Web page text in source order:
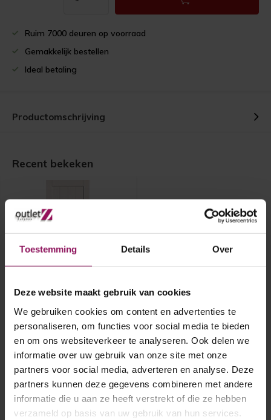
Toestemming Details Over
Deze website maakt gebruik van cookies
We gebruiken cookies om content en advertenties te
personaliseren, om functies voor social media te bieden
en om ons websiteverkeer te analyseren. Ook delen we
informatie over uw gebruik van onze site met onze
partners voor social media, adverteren en analyse. Deze
partners kunnen deze gegevens combineren met andere
informatie die u aan ze heeft verstrekt of die ze hebben
verzameld op basis van uw gebruik van hun services.
Ruim 7000 deuren op voorraad
Gemakkelijk bestellen
Ideal betaling
Productomschrijving
Recent bekeken
Cando binnendeur Timber
Cando binnendeur Timber
Opdek linksdraaiend
A-Grade
€ 199,-